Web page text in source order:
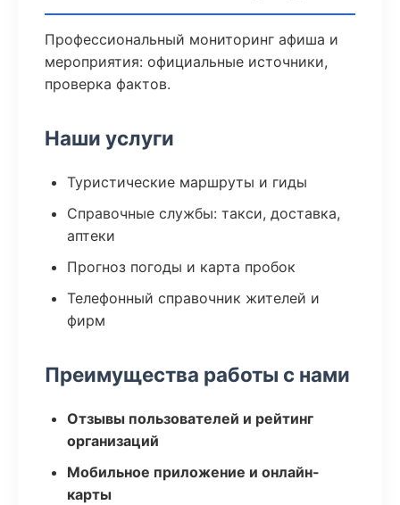
Профессиональный мониторинг афиша и
мероприятия: официальные источники,
проверка фактов.
Наши услуги
Туристические маршруты и гиды
Справочные службы: такси, доставка,
аптеки
Прогноз погоды и карта пробок
Телефонный справочник жителей и
фирм
Преимущества работы с нами
Отзывы пользователей и рейтинг
организаций
Мобильное приложение и онлайн-
карты